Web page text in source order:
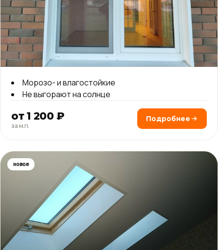
Морозо- и влагостойкие
Не выгорают на солнце
от 1 200 ₽
за м.п.
Подробнее
новое